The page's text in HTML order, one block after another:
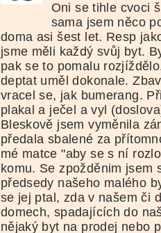
Oni se tihle cvoci
sama jsem něco
doma asi šest let. Resp
jsme měli každý svůj byt.
pak se to pomalu
deptat uměl dokonale.
vracel se, jak bumerang.
plakal a ječel a vyl
Bleskově jsem vyměnila
předala sbalené za
mé matce "aby se s ní
komu. Se zpožděnim jsem
předsedy našeho malého
se jej ptal, zda v našem či
domech, spadajících do
nějaký byt na prodej nebo